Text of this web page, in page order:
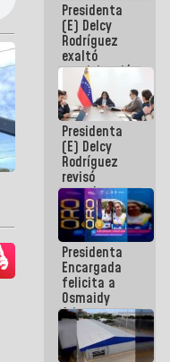
Presidenta
(E) Delcy
Rodríguez
exaltó
participación
de
Venezuela
en Juegos
Centroamericanos
y del Caribe
2026
Presidenta
(E) Delcy
Rodríguez
revisó
agenda
económica y
ejecución de
fondos de
emergencia
post-sismos
Presidenta
Encargada
felicita a
Osmaidy
Arias y
Giraly
Marcano por